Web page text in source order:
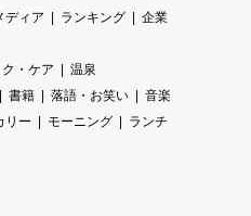
ディア ランキング
企業
・ケア
温泉
書籍 落語・お笑い
音楽
リー モーニング
ランチ